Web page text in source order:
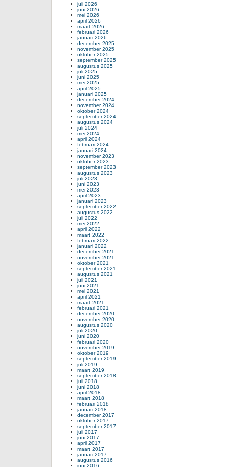
juli 2026
juni 2026
mei 2026
april 2026
maart 2026
februari 2026
januari 2026
december 2025
november 2025
oktober 2025
september 2025
augustus 2025
juli 2025
juni 2025
mei 2025
april 2025
januari 2025
december 2024
november 2024
oktober 2024
september 2024
augustus 2024
juli 2024
mei 2024
april 2024
februari 2024
januari 2024
november 2023
oktober 2023
september 2023
augustus 2023
juli 2023
juni 2023
mei 2023
april 2023
januari 2023
september 2022
augustus 2022
juli 2022
mei 2022
april 2022
maart 2022
februari 2022
januari 2022
december 2021
november 2021
oktober 2021
september 2021
augustus 2021
juli 2021
juni 2021
mei 2021
april 2021
maart 2021
februari 2021
december 2020
november 2020
augustus 2020
juli 2020
juni 2020
februari 2020
november 2019
oktober 2019
september 2019
juli 2019
maart 2019
september 2018
juli 2018
juni 2018
april 2018
maart 2018
februari 2018
januari 2018
december 2017
oktober 2017
september 2017
juli 2017
juni 2017
april 2017
maart 2017
januari 2017
augustus 2016
juni 2016